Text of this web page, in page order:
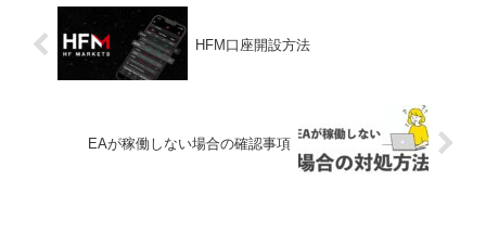
HFM口座開設方法
EAが稼働しない場合の確認事項